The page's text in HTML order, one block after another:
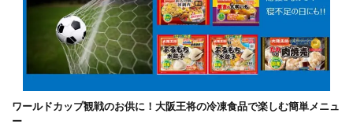
ワールドカップ観戦のお供に！大阪王将の冷凍食品で楽しむ簡単メニュ
ー